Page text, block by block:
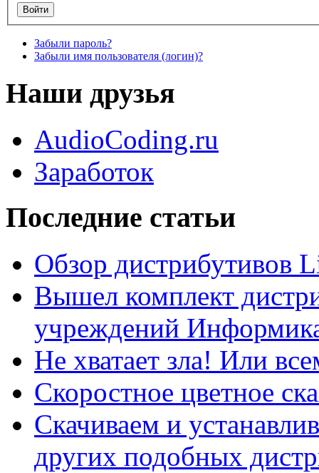
Забыли пароль?
Забыли имя пользователя (логин)?
Наши друзья
AudioCoding.ru
Заработок
Последние статьи
Обзор дистрибутивов
Вышел комплект
учреждений
Не хватает зла! Или
Скоростное цветное
Скачиваем и
других подобных